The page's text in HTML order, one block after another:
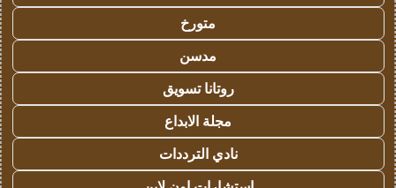
متورخ
مدسن
روتانا تسويق
مجلة الابداع
نادي الترددات